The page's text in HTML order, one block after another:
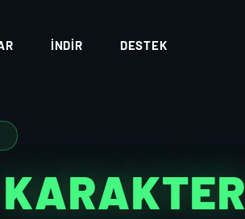
İNDIR DESTEK
KARAKTER